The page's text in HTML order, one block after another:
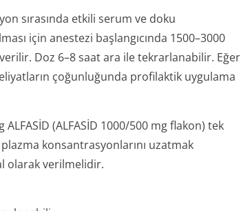
sırasında etkili serum ve doku
için anestezi başlangıcında 1500–3000
Doz 6–8 saat ara ile tekrarlanabilir. Eğer
çoğunluğunda profilaktik uygulama
(ALFASİD 1000/500 mg flakon) tek
konsantrasyonlarını uzatmak
olarak verilmelidir.